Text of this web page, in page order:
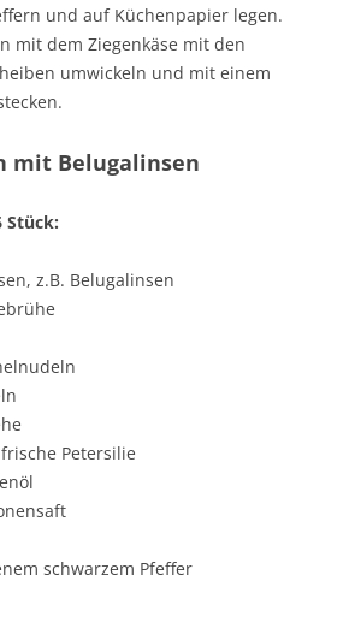
und auf Küchenpapier legen.
mit dem Ziegenkäse mit den
umwickeln und mit einem
mit Belugalinsen
Stück:
z.B. Belugalinsen
Petersilie
schwarzem Pfeffer